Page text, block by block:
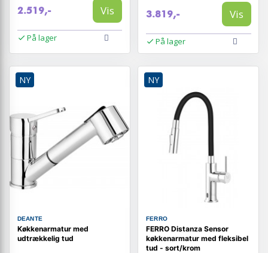
2.519,- Vis
På lager
3.819,- Vis
På lager
NY
DEANTE
Køkkenarmatur med
udtrækkelig tud
NY
FERRO
FERRO Distanza Sensor
køkkenarmatur med fleksibel
tud - sort/krom